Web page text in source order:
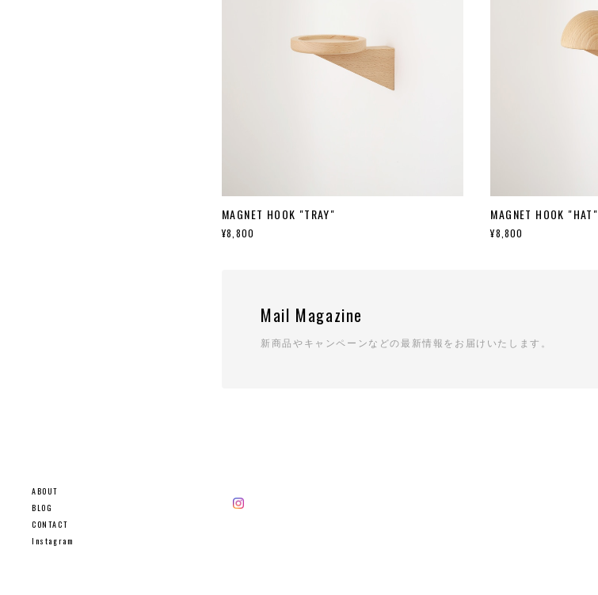
ABOUT
BLOG
CONTACT
Instagram
MAGNET HOOK "TRAY"
¥8,800
MAGNET HOOK "HAT"
¥8,800
Mail Magazine
新商品やキャンペーンなどの最新情報をお届けいたします。